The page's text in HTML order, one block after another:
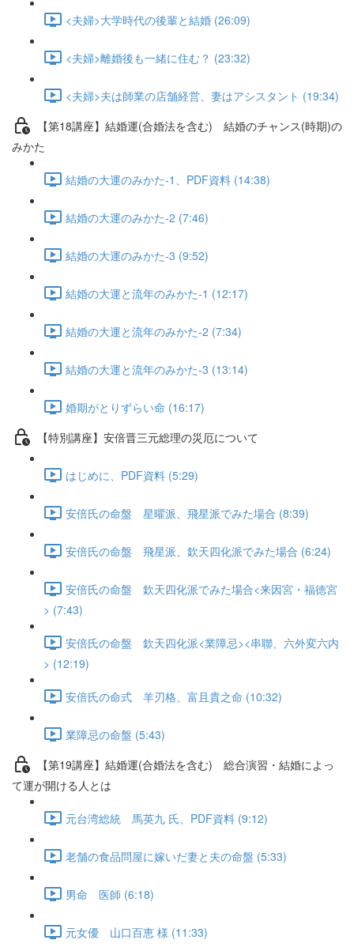
<夫婦>大学時代の後輩と結婚 (26:09)
<夫婦>離婚後も一緒に住む？ (23:32)
<夫婦>夫は師業の店舗経営、妻はアシスタント (19:34)
【第18講座】結婚運(合婚法を含む) 結婚のチャンス(時期)の
みかた
結婚の大運のみかた-1、PDF資料 (14:38)
結婚の大運のみかた-2 (7:46)
結婚の大運のみかた-3 (9:52)
結婚の大運と流年のみかた-1 (12:17)
結婚の大運と流年のみかた-2 (7:34)
結婚の大運と流年のみかた-3 (13:14)
婚期がとりずらい命 (16:17)
【特別講座】安倍晋三元総理の災厄について
はじめに、PDF資料 (5:29)
安倍氏の命盤 星曜派、飛星派でみた場合 (8:39)
安倍氏の命盤 飛星派、欽天四化派でみた場合 (6:24)
安倍氏の命盤 欽天四化派でみた場合<来因宮・福徳宮
> (7:43)
安倍氏の命盤 欽天四化派<業障忌><串聯、六外変六内
> (12:19)
安倍氏の命式 羊刃格、富且貴之命 (10:32)
業障忌の命盤 (5:43)
【第19講座】結婚運(合婚法を含む) 総合演習・結婚によっ
て運が開ける人とは
元台湾総統 馬英九 氏、PDF資料 (9:12)
老舗の食品問屋に嫁いだ妻と夫の命盤 (5:33)
男命 医師 (6:18)
元女優 山口百恵 様 (11:33)